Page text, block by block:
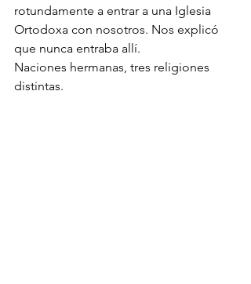
rotundamente a entrar a una Iglesia
Ortodoxa con nosotros. Nos explicó
que nunca entraba allí.
Naciones hermanas, tres religiones
distintas.